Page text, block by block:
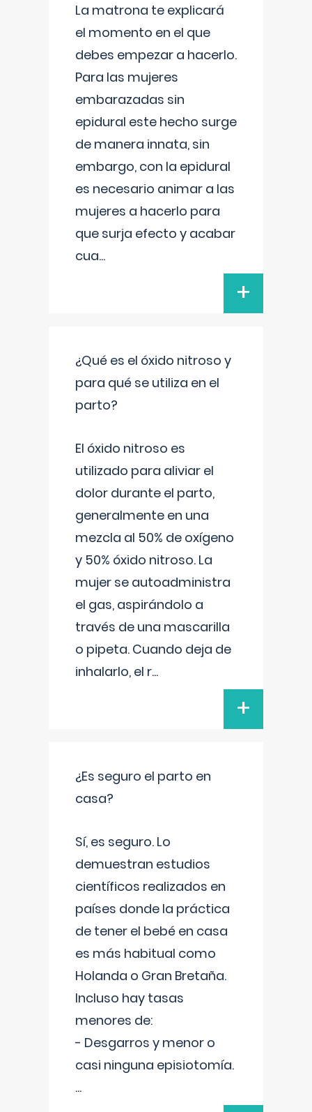
La matrona te explicará
el momento en el que
debes empezar a hacerlo.
Para las mujeres
embarazadas sin
epidural este hecho surge
de manera innata, sin
embargo, con la epidural
es necesario animar a las
mujeres a hacerlo para
que surja efecto y acabar
cua...
+
¿Qué es el óxido nitroso y
para qué se utiliza en el
parto?
El óxido nitroso es
utilizado para aliviar el
dolor durante el parto,
generalmente en una
mezcla al 50% de oxígeno
y 50% óxido nitroso. La
mujer se autoadministra
el gas, aspirándolo a
través de una mascarilla
o pipeta. Cuando deja de
inhalarlo, el r...
+
¿Es seguro el parto en
casa?
Sí, es seguro. Lo
demuestran estudios
científicos realizados en
países donde la práctica
de tener el bebé en casa
es más habitual como
Holanda o Gran Bretaña.
Incluso hay tasas
menores de:
- Desgarros y menor o
casi ninguna episiotomía.
...